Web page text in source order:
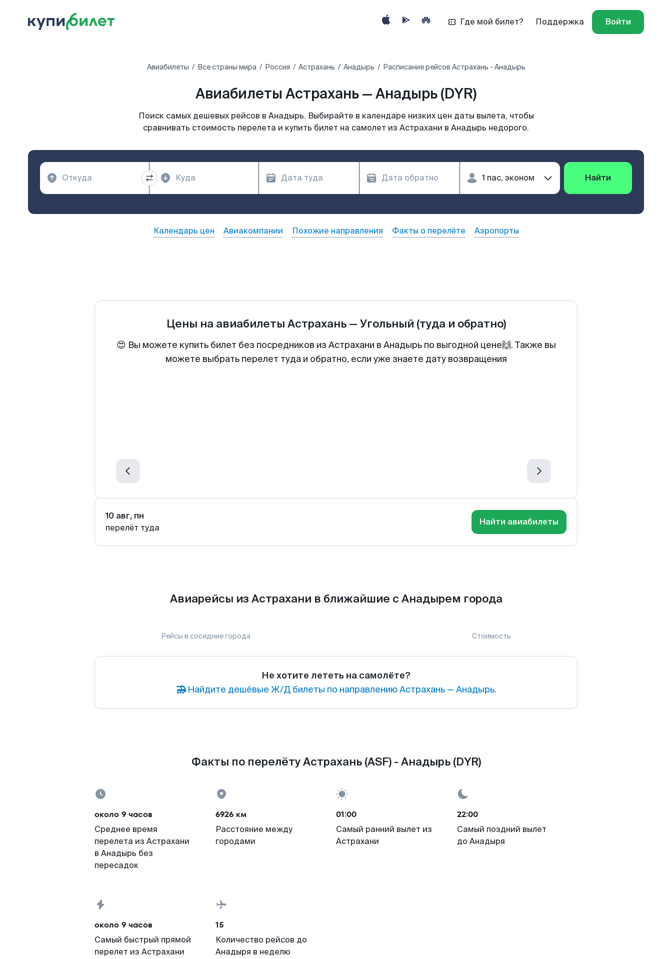
Где мой билет? Поддержка Войти
Авиабилеты Все страны мира Россия Астрахань Анадырь Расписание рейсов Астрахань - Анадырь
Авиабилеты Астрахань — Анадырь (DYR)
Поиск самых дешевых рейсов в Анадырь. Выбирайте в календаре низких цен даты вылета, чтобы
сравнивать стоимость перелета и купить билет на самолет из Астрахани в Анадырь недорого.
Найти
Календарь цен Авиакомпании Похожие направления Факты о перелёте Аэропорты
Цены на авиабилеты Астрахань— Угольный (туда и обратно)
😍 Вы можете купить билет без посредников из Астрахани в Анадырь по выгодной цене🙌. Также вы
можете выбрать перелет туда и обратно, если уже знаете дату возвращения
10 авг, пн
перелёт туда
Найти авиабилеты
Авиарейсы из Астрахани в ближайшие с Анадырем города
Рейсы в соседние города Стоимость
Не хотите лететь на самолёте?
Найдите дешёвые Ж/Д билеты по направлению Астрахань — Анадырь.
Факты по перелёту Астрахань (ASF) - Анадырь (DYR)
около 9 часов
Среднее время
перелета из Астрахани
в Анадырь без
пересадок
6926 км
Расстояние между
городами
01:00
Самый ранний вылет из
Астрахани
22:00
Самый поздний вылет
до Анадыря
около 9 часов
Самый быстрый прямой
перелет из Астрахани
15
Количество рейсов до
Анадыря в неделю